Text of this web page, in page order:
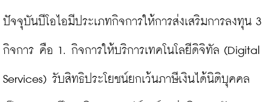
ปัจจุบันบีโอไอมีประเภทกิจการให้การส่งเสริมการลงทุน 3
กิจการ คือ 1. กิจการให้บริการเทคโนโลยีดิจิทัล (Digital
Services) รับสิทธิประโยชน์ยกเว้นภาษีเงินได้นิติบุคคล